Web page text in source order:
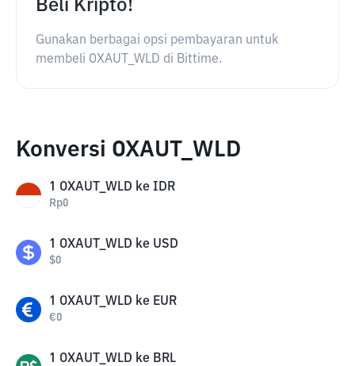
Beli Kripto!
Gunakan berbagai opsi pembayaran untuk
membeli OXAUT_WLD di Bittime.
Konversi OXAUT_WLD
1 OXAUT_WLD ke IDR
Rp0
1 OXAUT_WLD ke USD
$0
1 OXAUT_WLD ke EUR
€0
1 OXAUT_WLD ke BRL